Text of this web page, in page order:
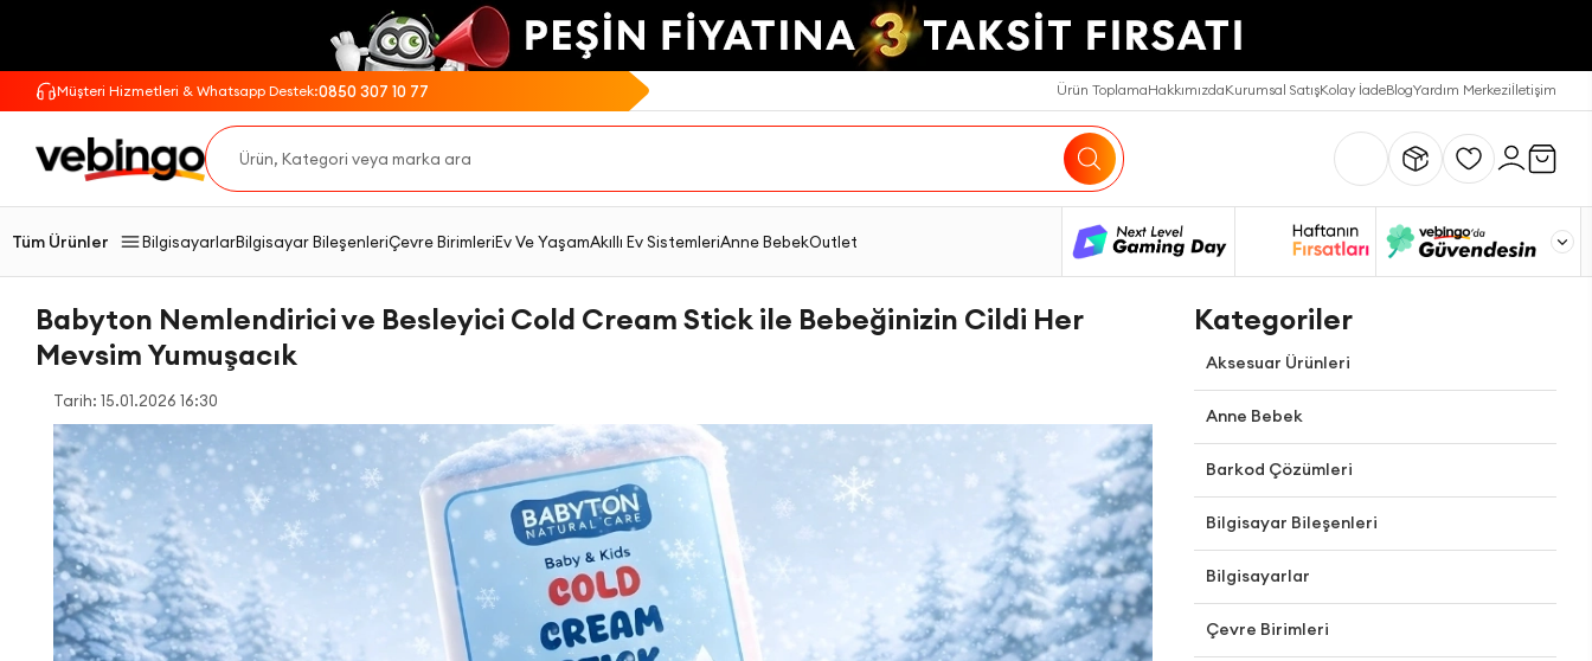
Müşteri Hizmetleri & Whatsapp Destek:0850 307 10 77 Ürün ToplamaHakkımızdaKurumsal SatışKolay İadeBlogYardım Merkeziİletişim
Tüm Ürünler BilgisayarlarBilgisayar BileşenleriÇevre BirimleriEv Ve YaşamAkıllı Ev SistemleriAnne BebekOutlet
Babyton Nemlendirici ve Besleyici Cold Cream Stick ile Bebeğinizin Cildi Her
Mevsim Yumuşacık
Tarih: 15.01.2026 16:30
Kategoriler
Aksesuar Ürünleri
Anne Bebek
Barkod Çözümleri
Bilgisayar Bileşenleri
Bilgisayarlar
Çevre Birimleri